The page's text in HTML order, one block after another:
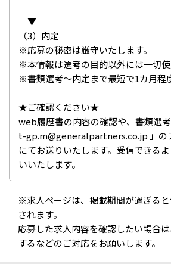
▼
（3）内定
※応募の秘密は厳守いたします。
※本情報は選考の目的以外には一切使
※書類選考～内定まで最短で1カ月程
★ご確認ください★
web履歴書の内容の確認や、書類選
t-gp.m@generalpartners.co.jp 」の
にてお送りいたします。受信できる
いいたします。
※求人ページは、掲載期間が過ぎる
されます。
応募した求人内容を確認したい場合
するなどのご対応をお願いします。